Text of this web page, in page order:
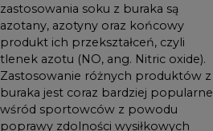
zastosowania soku z buraka są
azotany, azotyny oraz końcowy
produkt ich przekształceń, czyli
tlenek azotu (NO, ang. Nitric oxide).
Zastosowanie różnych produktów z
buraka jest coraz bardziej popularne
wśród sportowców z powodu
poprawy zdolności wysiłkowych